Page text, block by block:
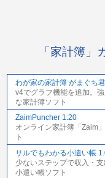
「家計簿」
わが家の家計簿 がまぐち
v4でグラフ機能を追加。
な家計簿ソフト
ZaimPuncher 1.20
オンライン家計簿「Zaim
ト
サルでもわかる小遣い帳
少ないステップで収入・
小遣い帳ソフト